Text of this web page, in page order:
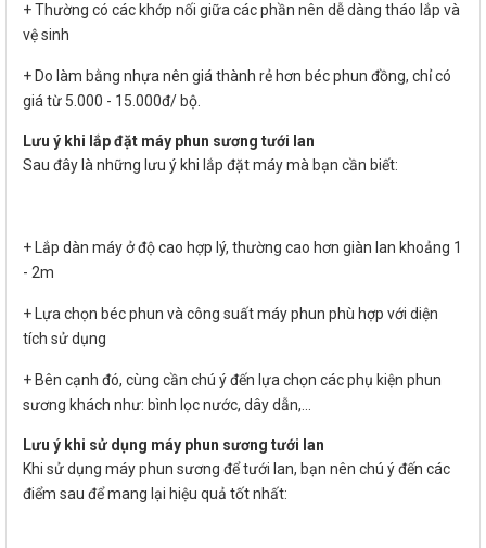
+ Thường có các khớp nối giữa các phần nên dễ dàng tháo lắp và
vệ sinh
+ Do làm bằng nhựa nên giá thành rẻ hơn béc phun đồng, chỉ có
giá từ 5.000 - 15.000đ/ bộ.
Lưu ý khi lắp đặt máy phun sương tưới lan
Sau đây là những lưu ý khi lắp đặt máy mà bạn cần biết:
+ Lắp dàn máy ở độ cao hợp lý, thường cao hơn giàn lan khoảng 1
- 2m
+ Lựa chọn béc phun và công suất máy phun phù hợp với diện
tích sử dụng
+ Bên cạnh đó, cùng cần chú ý đến lựa chọn các phụ kiện phun
sương khách như: bình lọc nước, dây dẫn,...
Lưu ý khi sử dụng máy phun sương tưới lan
Khi sử dụng máy phun sương để tưới lan, bạn nên chú ý đến các
điểm sau để mang lại hiệu quả tốt nhất: